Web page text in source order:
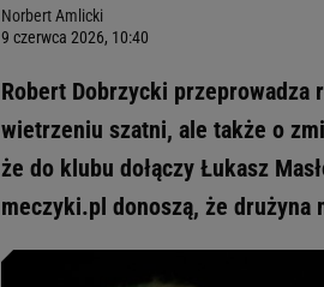
Norbert Amlicki
9 czerwca 2026, 10:40
Robert Dobrzycki
wietrzeniu szatni, ale także o
że do klubu dołączy Łukasz
meczyki.pl donoszą, że drużyna